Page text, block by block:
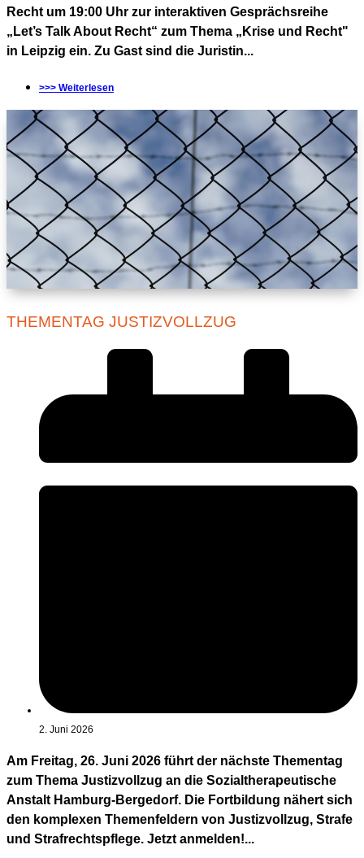
Recht um 19:00 Uhr zur interaktiven Gesprächsreihe
„Let’s Talk About Recht“ zum Thema „Krise und Recht"
in Leipzig ein. Zu Gast sind die Juristin...
>>> Weiterlesen
THEMENTAG JUSTIZVOLLZUG
2. Juni 2026
Am Freitag, 26. Juni 2026 führt der nächste Thementag
zum Thema Justizvollzug an die Sozialtherapeutische
Anstalt Hamburg-Bergedorf. Die Fortbildung nähert sich
den komplexen Themenfeldern von Justizvollzug, Strafe
und Strafrechtspflege. Jetzt anmelden!...